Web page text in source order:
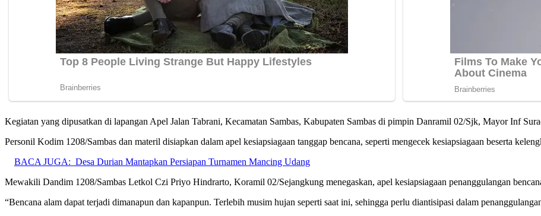
Kegiatan yang dipusatkan di lapangan Apel Jalan Tabrani, Kecamatan Sambas, Kabupaten Sambas di pimpin Danramil 02/Sjk, Mayor Inf
Personil Kodim 1208/Sambas dan materil disiapkan dalam apel kesiapsiagaan tanggap bencana, seperti mengecek kesiapsiagaan beserta
BACA JUGA: Desa Durian Mantapkan Persiapan Turnamen Mancing Udang
Mewakili Dandim 1208/Sambas Letkol Czi Priyo Hindrarto, Koramil 02/Sejangkung menegaskan, apel kesiapsiagaan penanggulangan
“Bencana alam dapat terjadi dimanapun dan kapanpun. Terlebih musim hujan seperti saat ini, sehingga perlu diantisipasi dalam